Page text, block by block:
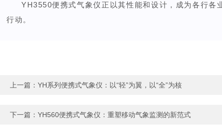
YH3550便携式气象仪正以其性能和设计，成为各行
行动。
上一篇： YH系列便携式气象仪：以“轻”为翼，以“全”为核
下一篇： YH560便携式气象仪：重塑移动气象监测的新范式